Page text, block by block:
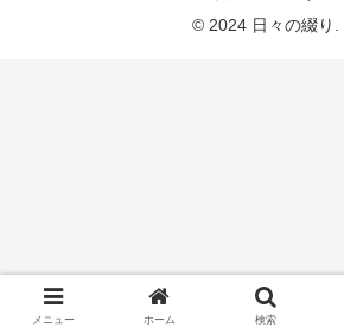
© 2024 日々の綴り.
メニュー ホーム 検索